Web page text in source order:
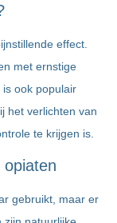
effect.
met ernstige
ook populair
het verlichten van
te krijgen is.
gebruikt, maar er